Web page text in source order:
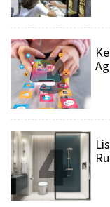
3
4